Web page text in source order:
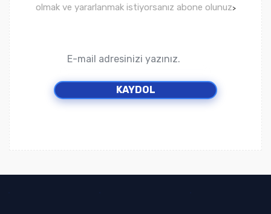
olmak ve yararlanmak istiyorsanız abone olunuz>
KAYDOL